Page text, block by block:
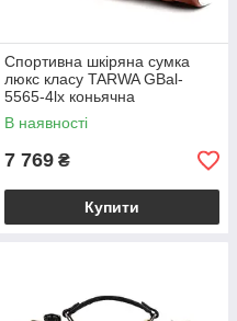
Спортивна шкіряна сумка
люкс класу TARWA GBal-
5565-4lx коньячна
В наявності
7 769 ₴
Купити